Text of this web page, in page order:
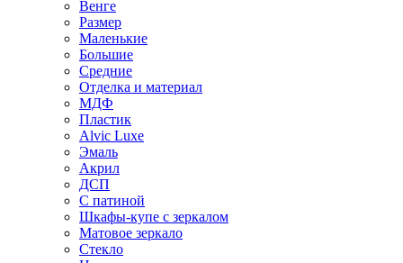
Венге
Размер
Маленькие
Большие
Средние
Отделка и материал
МДФ
Пластик
Alvic Luxe
Эмаль
Акрил
ДСП
С патиной
Шкафы-купе с зеркалом
Матовое зеркало
Стекло